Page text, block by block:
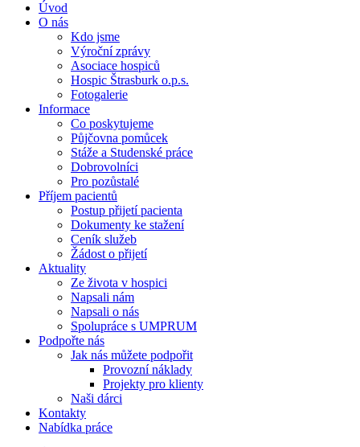
Úvod
O nás
Kdo jsme
Výroční zprávy
Asociace hospiců
Hospic Štrasburk o.p.s.
Fotogalerie
Informace
Co poskytujeme
Půjčovna pomůcek
Stáže a Studenské práce
Dobrovolníci
Pro pozůstalé
Příjem pacientů
Postup přijetí pacienta
Dokumenty ke stažení
Ceník služeb
Žádost o přijetí
Aktuality
Ze života v hospici
Napsali nám
Napsali o nás
Spolupráce s UMPRUM
Podpořte nás
Jak nás můžete podpořit
Provozní náklady
Projekty pro klienty
Naši dárci
Kontakty
Nabídka práce